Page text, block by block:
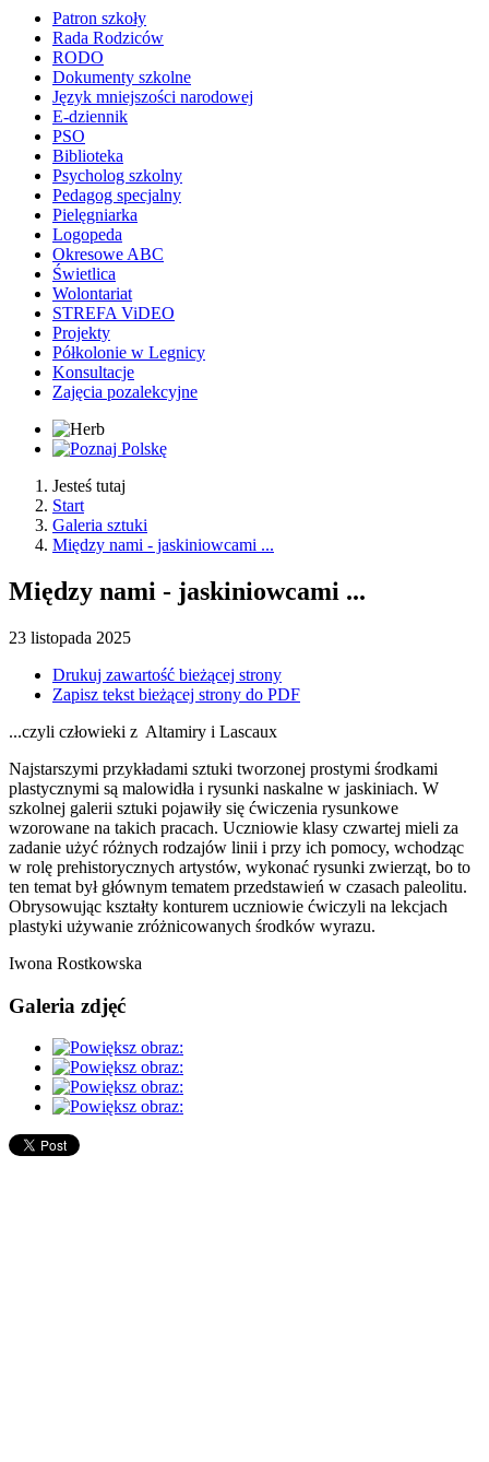
Patron szkoły
Rada Rodziców
RODO
Dokumenty szkolne
Język mniejszości narodowej
E-dziennik
PSO
Biblioteka
Psycholog szkolny
Pedagog specjalny
Pielęgniarka
Logopeda
Okresowe ABC
Świetlica
Wolontariat
STREFA ViDEO
Projekty
Półkolonie w Legnicy
Konsultacje
Zajęcia pozalekcyjne
Jesteś tutaj
Start
Galeria sztuki
Między nami - jaskiniowcami ...
Między nami - jaskiniowcami ...
23 listopada 2025
Drukuj zawartość bieżącej strony
Zapisz tekst bieżącej strony do PDF
...czyli człowieki z Altamiry i Lascaux
Najstarszymi przykładami sztuki tworzonej prostymi środkami
plastycznymi są malowidła i rysunki naskalne w jaskiniach. W
szkolnej galerii sztuki pojawiły się ćwiczenia rysunkowe
wzorowane na takich pracach. Uczniowie klasy czwartej mieli za
zadanie użyć różnych rodzajów linii i przy ich pomocy, wchodząc
w rolę prehistorycznych artystów, wykonać rysunki zwierząt, bo to
ten temat był głównym tematem przedstawień w czasach paleolitu.
Obrysowując kształty konturem uczniowie ćwiczyli na lekcjach
plastyki używanie zróżnicowanych środków wyrazu.
Iwona Rostkowska
Galeria zdjęć